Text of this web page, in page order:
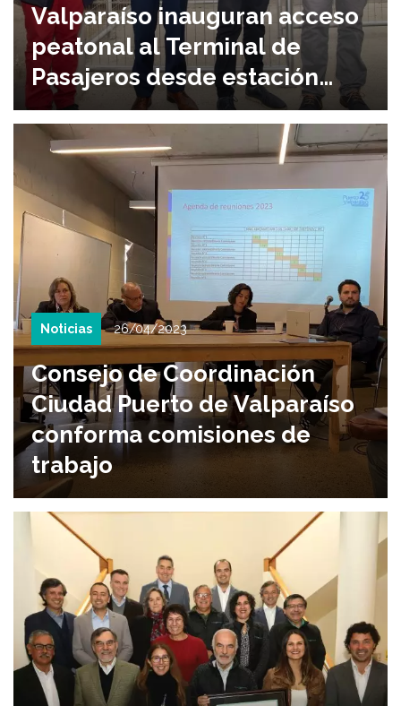
Valparaíso inauguran acceso
peatonal al Terminal de
Pasajeros desde estación
Francia
Noticias 26/04/2023
Consejo de Coordinación
Ciudad Puerto de Valparaíso
conforma comisiones de
trabajo